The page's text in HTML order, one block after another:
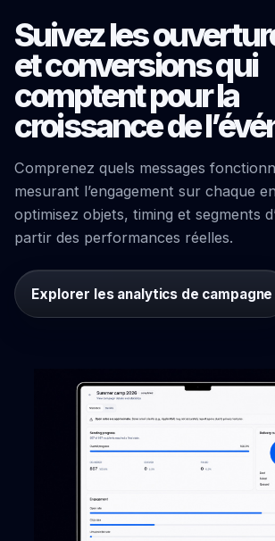
Suivez les
et conversions qui
comptent pour la
croissance de
Comprenez quels messages
mesurant l’engagement sur chaque
optimisez objets, timing et segments
partir des performances réelles.
Explorer les analytics de campagne